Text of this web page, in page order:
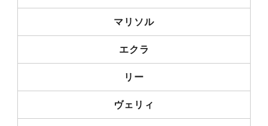
マリソル
エクラ
リー
ヴェリィ